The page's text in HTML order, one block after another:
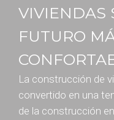
VIVIENDAS
FUTURO
La construcción de
convertido en una
de la construcción